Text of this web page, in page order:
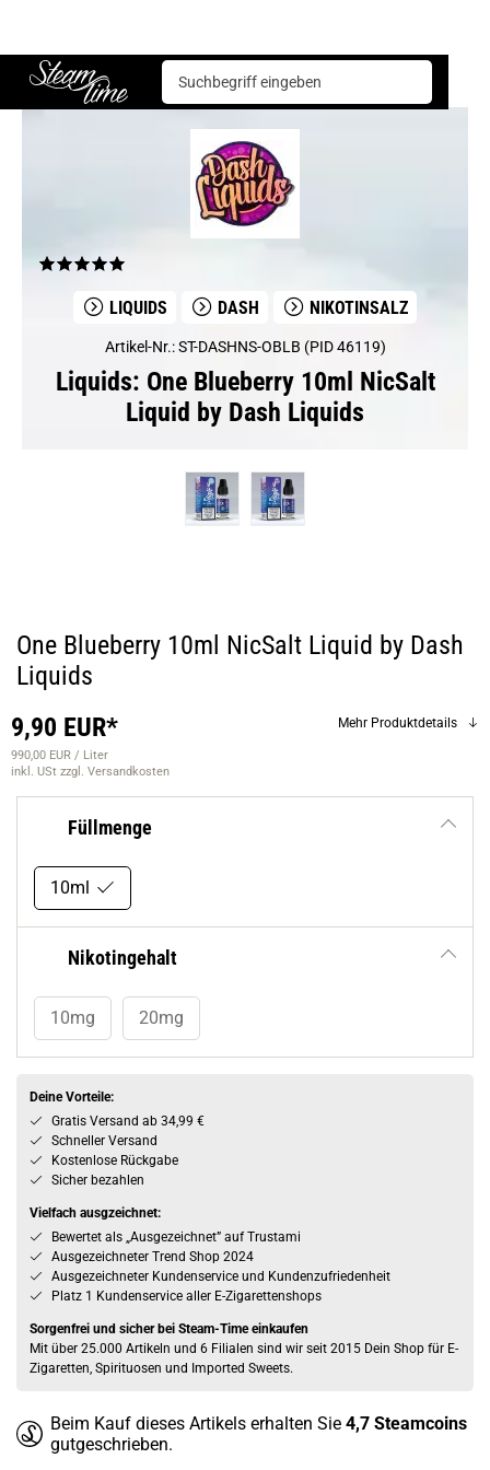
Steam time
Liquids One Blueberry 10ml NicSalt Liquid by Dash Liquids
LIQUIDS DASH NIKOTINSALZ
Artikel-Nr.: ST-DASHNS-OBLB (PID 46119)
Liquids: One Blueberry 10ml NicSalt
Liquid by Dash Liquids
One Blueberry 10ml NicSalt Liquid by Dash
Liquids
9,90 EUR*
990,00 EUR / Liter
inkl. USt zzgl. Versandkosten
Mehr Produktdetails
Füllmenge
10ml
Nikotingehalt
10mg 20mg
Deine Vorteile:
Gratis Versand ab 34,99 €
Schneller Versand
Kostenlose Rückgabe
Sicher bezahlen
Vielfach ausgzeichnet:
Bewertet als „Ausgezeichnet” auf Trustami
Ausgezeichneter Trend Shop 2024
Ausgezeichneter Kundenservice und Kundenzufriedenheit
Platz 1 Kundenservice aller E-Zigarettenshops
Sorgenfrei und sicher bei Steam-Time einkaufen
Mit über 25.000 Artikeln und 6 Filialen sind wir seit 2015 Dein Shop für E-
Zigaretten, Spirituosen und Imported Sweets.
Beim Kauf dieses Artikels erhalten Sie 4,7 Steamcoins
gutgeschrieben.